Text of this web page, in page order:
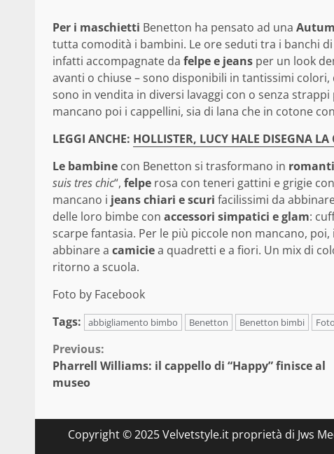
Per i maschietti Benetton ha pensato ad una
tutta comodità i bambini. Le ore seduti tra i banchi
infatti accompagnate da felpe e jeans per un look
avanti o chiuse – sono disponibili in tantissimi
sono in vendita in diversi lavaggi con o senza
mancano poi i cappellini, sia di lana che in cotone
LEGGI ANCHE: HOLLISTER, LUCY HALE DISEGNA
Le bambine con Benetton si trasformano in
suis tres chic“, felpe rosa con teneri gattini e grigie
mancano i jeans chiari e scuri facilissimi da
delle loro bimbe con accessori simpatici e glam:
scarpe fantasia. Per le più piccole non mancano, poi, i
abbinare a camiciea quadretti e a fiori. Un mix di
ritorno a scuola.
Foto by Facebook
Tags:
abbigliamento bimbo Benetton Benetton bimbi
Continue
Reading
Previous:
Pharrell Williams: il cappello di “Happy” finisce al
museo
Copyright © 2025 Velvetstyle.it proprietà di Jws